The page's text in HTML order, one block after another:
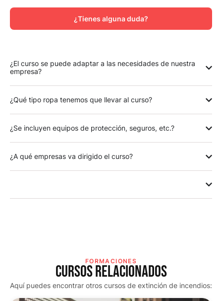
¿Tienes alguna duda?
¿El curso se puede adaptar a las necesidades de nuestra
empresa?
¿Qué tipo ropa tenemos que llevar al curso?
¿Se incluyen equipos de protección, seguros, etc.?
¿A qué empresas va dirigido el curso?
FORMACIONES
CURSOS RELACIONADOS
Aquí puedes encontrar otros cursos de extinción de incendios: